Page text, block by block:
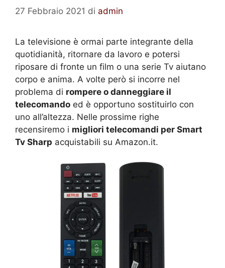
27 Febbraio 2021 di admin
La televisione è ormai parte integrante della
quotidianità, ritornare da lavoro e potersi
riposare di fronte un film o una serie Tv aiutano
corpo e anima. A volte però si incorre nel
problema di rompere o danneggiare il
telecomando ed è opportuno sostituirlo con
uno all’altezza. Nelle prossime righe
recensiremo i migliori telecomandi per Smart
Tv Sharp acquistabili su Amazon.it.